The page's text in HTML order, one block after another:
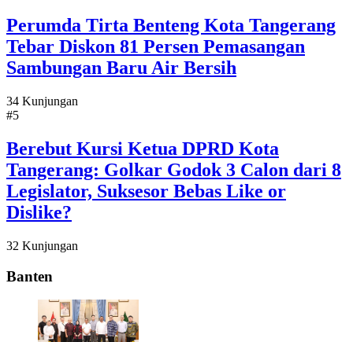
Perumda Tirta Benteng Kota Tangerang
Tebar Diskon 81 Persen Pemasangan
Sambungan Baru Air Bersih
34 Kunjungan
#5
Berebut Kursi Ketua DPRD Kota
Tangerang: Golkar Godok 3 Calon dari 8
Legislator, Suksesor Bebas Like or
Dislike?
32 Kunjungan
Banten